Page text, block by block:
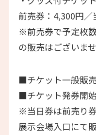
前売券：4,300円
※前売券で予定枚
の販売はございませ
■チケット一般販
■チケット発券開
※当日券は前売り
展示会場入口にて